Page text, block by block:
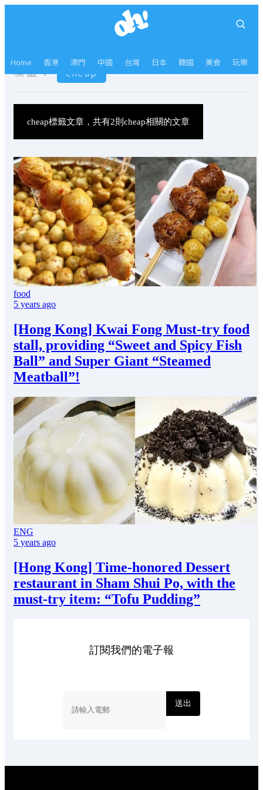
Home 香港 澳門 中國 台灣 日本 韓國 美食 玩樂
標籤： cheap
cheap標籤文章，共有2則cheap相關的文章
food
5 years ago
[Hong Kong] Kwai Fong Must-try food
stall, providing “Sweet and Spicy Fish
Ball” and Super Giant “Steamed
Meatball”!
ENG
5 years ago
[Hong Kong] Time-honored Dessert
restaurant in Sham Shui Po, with the
must-try item: “Tofu Pudding”
訂閱我們的電子報
送出